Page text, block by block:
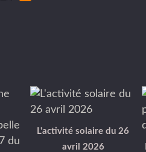
L'activité solaire du 26
avril 2026